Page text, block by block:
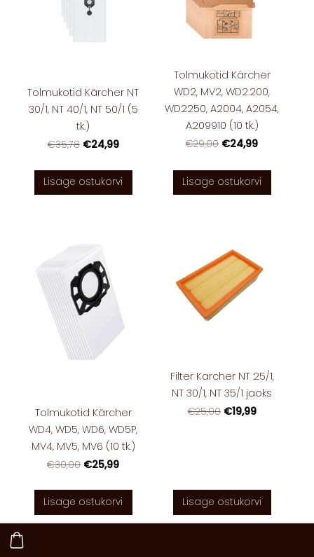
Tolmukotid Kärcher NT
30/1, NT 40/1, NT 50/1 (5
tk.)
€35,78 €24,99
Lisage ostukorvi
Tolmukotid Kärcher
WD2, MV2, WD2.200,
WD2250, A2004, A2054,
A209910 (10 tk.)
€29,00 €24,99
Lisage ostukorvi
Tolmukotid Kärcher
WD4, WD5, WD6, WD5P,
MV4, MV5, MV6 (10 tk.)
€30,00 €25,99
Lisage ostukorvi
Filter Karcher NT 25/1,
NT 30/1, NT 35/1 jaoks
€25,00 €19,99
Lisage ostukorvi